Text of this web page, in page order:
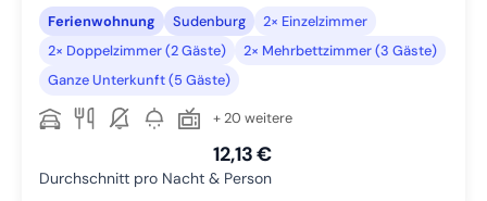
Ferienwohnung Sudenburg
2× Einzelzimmer
2× Doppelzimmer (2 Gäste)
2× Mehrbettzimmer (3 Gäste)
Ganze Unterkunft (5 Gäste)
+ 20 weitere
12,13 €
Durchschnitt pro Nacht & Person